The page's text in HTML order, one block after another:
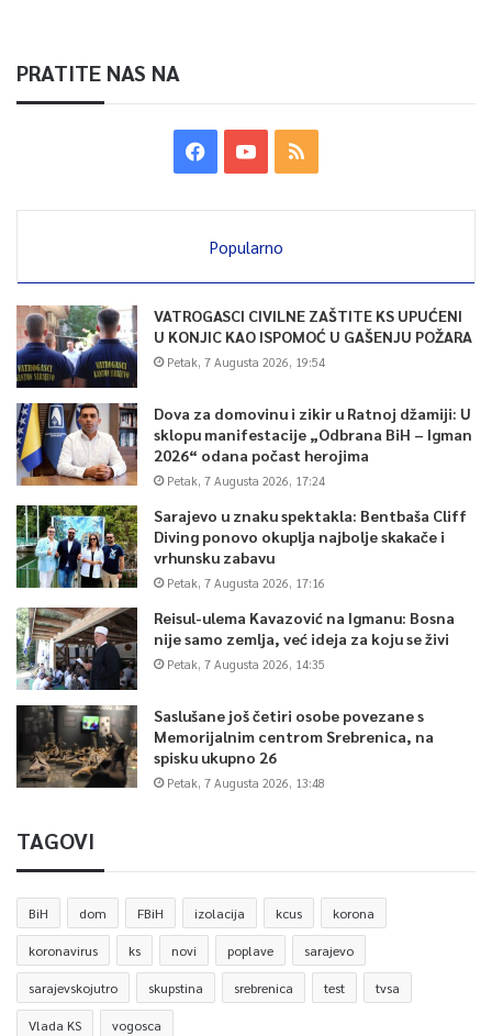
PRATITE NAS NA
Popularno
VATROGASCI CIVILNE ZAŠTITE KS UPUĆENI
U KONJIC KAO ISPOMOĆ U GAŠENJU POŽARA
Petak, 7 Augusta 2026, 19:54
Dova za domovinu i zikir u Ratnoj džamiji: U
sklopu manifestacije „Odbrana BiH – Igman
2026“ odana počast herojima
Petak, 7 Augusta 2026, 17:24
Sarajevo u znaku spektakla: Bentbaša Cliff
Diving ponovo okuplja najbolje skakače i
vrhunsku zabavu
Petak, 7 Augusta 2026, 17:16
Reisul-ulema Kavazović na Igmanu: Bosna
nije samo zemlja, već ideja za koju se živi
Petak, 7 Augusta 2026, 14:35
Saslušane još četiri osobe povezane s
Memorijalnim centrom Srebrenica, na
spisku ukupno 26
Petak, 7 Augusta 2026, 13:48
TAGOVI
BiH dom FBiH izolacija kcus korona
koronavirus ks novi poplave sarajevo
sarajevskojutro skupstina srebrenica test tvsa
Vlada KS vogosca